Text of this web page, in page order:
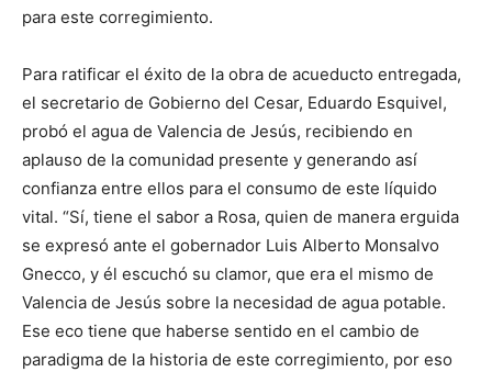
para este corregimiento.
Para ratificar el éxito de la obra de acueducto entregada,
el secretario de Gobierno del Cesar, Eduardo Esquivel,
probó el agua de Valencia de Jesús, recibiendo en
aplauso de la comunidad presente y generando así
confianza entre ellos para el consumo de este líquido
vital. “Sí, tiene el sabor a Rosa, quien de manera erguida
se expresó ante el gobernador Luis Alberto Monsalvo
Gnecco, y él escuchó su clamor, que era el mismo de
Valencia de Jesús sobre la necesidad de agua potable.
Ese eco tiene que haberse sentido en el cambio de
paradigma de la historia de este corregimiento, por eso